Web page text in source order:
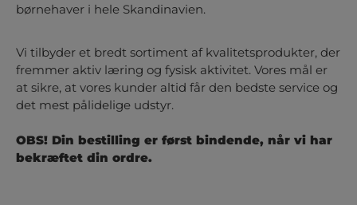
børnehaver i hele Skandinavien.
Vi tilbyder et bredt sortiment af kvalitetsprodukter, der
fremmer aktiv læring og fysisk aktivitet. Vores mål er
at sikre, at vores kunder altid får den bedste service og
det mest pålidelige udstyr.
OBS! Din bestilling er først bindende, når vi har
bekræftet din ordre.